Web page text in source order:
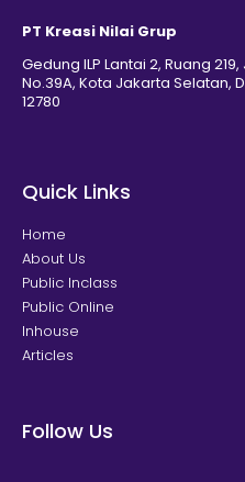
PT Kreasi Nilai Grup
Gedung ILP Lantai 2, Ruang
No.39A, Kota Jakarta Selatan,
12780
Quick Links
Home
About Us
Public Inclass
Public Online
Inhouse
Articles
Follow Us